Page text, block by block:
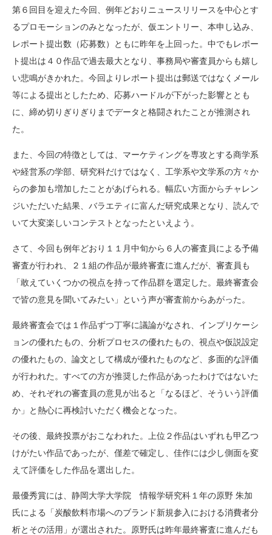
第６回目を迎えた今回、例年どおりニュースリリースを中心とす
るプロモーションのみとなったが、仮エントリー、本申し込み、
レポート提出数（応募数）ともに昨年を上回った。中でもレポー
ト提出は４０作品で過去最大となり、事務局や審査員からも嬉し
い悲鳴がきかれた。今回よりレポート提出は郵送ではなくメール
等による提出としたため、応募ハードルが下がった影響ととも
に、締め切りぎりぎりまでデータと格闘されたことが推測され
た。
また、今回の特徴としては、マーケティングを専攻とする商学系
や経営系の学部、研究科だけではなく、工学系や文学系の方々か
らの参加も増加したことがあげられる。幅広い方面からチャレン
ジいただいた結果、バラエティに富んだ研究成果となり、読んで
いて大変楽しいコンテストとなったといえよう。
さて、今回も例年どおり１１月中旬から６人の審査員による予備
審査が行われ、２１組の作品が最終審査に進んだが、審査員も
「敢えていくつかの視点を持って作品群を選定した。最終審査会
で皆の意見を聞いてみたい」という声が審査前からあがった。
最終審査会では１作品ずつ丁寧に議論がなされ、インプリケーシ
ョンの優れたもの、分析プロセスの優れたもの、視点や仮説設定
の優れたもの、論文として構成が優れたものなど、多面的な評価
が行われた。すべての方が推奨した作品があったわけではないた
め、それぞれの審査員の意見が出ると「なるほど、そういう評価
か」と熱心に再検討いただく機会となった。
その後、最終投票がおこなわれた。上位２作品はいずれも甲乙つ
けがたい作品であったが、僅差で確定し、佳作には少し側面を変
えて評価をした作品を選出した。
最優秀賞には、静岡大学大学院 情報学研究科１年の原野 朱加
氏による「炭酸飲料市場へのブランド新規参入における消費者分
析とその活用」が選出された。原野氏は昨年最終審査に進んだも